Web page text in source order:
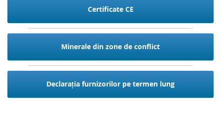
Certificate CE
Minerale din zone de conflict
Declarația furnizorilor pe termen lung